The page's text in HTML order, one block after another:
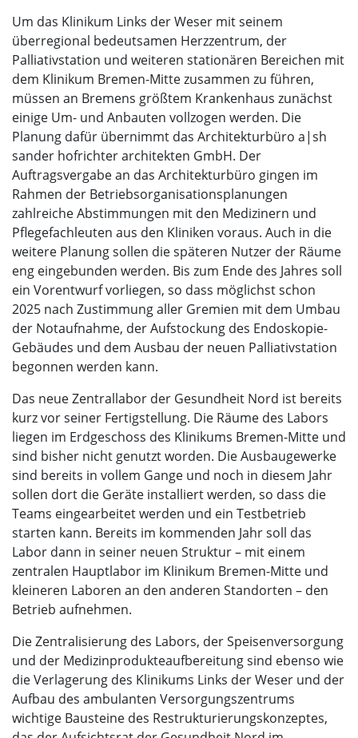
Um das Klinikum Links der Weser mit seinem
überregional bedeutsamen Herzzentrum, der
Palliativstation und weiteren stationären Bereichen mit
dem Klinikum Bremen-Mitte zusammen zu führen,
müssen an Bremens größtem Krankenhaus zunächst
einige Um- und Anbauten vollzogen werden. Die
Planung dafür übernimmt das Architekturbüro a|sh
sander hofrichter architekten GmbH. Der
Auftragsvergabe an das Architekturbüro gingen im
Rahmen der Betriebsorganisationsplanungen
zahlreiche Abstimmungen mit den Medizinern und
Pflegefachleuten aus den Kliniken voraus. Auch in die
weitere Planung sollen die späteren Nutzer der Räume
eng eingebunden werden. Bis zum Ende des Jahres soll
ein Vorentwurf vorliegen, so dass möglichst schon
2025 nach Zustimmung aller Gremien mit dem Umbau
der Notaufnahme, der Aufstockung des Endoskopie-
Gebäudes und dem Ausbau der neuen Palliativstation
begonnen werden kann.
Das neue Zentrallabor der Gesundheit Nord ist bereits
kurz vor seiner Fertigstellung. Die Räume des Labors
liegen im Erdgeschoss des Klinikums Bremen-Mitte und
sind bisher nicht genutzt worden. Die Ausbaugewerke
sind bereits in vollem Gange und noch in diesem Jahr
sollen dort die Geräte installiert werden, so dass die
Teams eingearbeitet werden und ein Testbetrieb
starten kann. Bereits im kommenden Jahr soll das
Labor dann in seiner neuen Struktur – mit einem
zentralen Hauptlabor im Klinikum Bremen-Mitte und
kleineren Laboren an den anderen Standorten – den
Betrieb aufnehmen.
Die Zentralisierung des Labors, der Speisenversorgung
und der Medizinprodukteaufbereitung sind ebenso wie
die Verlagerung des Klinikums Links der Weser und der
Aufbau des ambulanten Versorgungszentrums
wichtige Bausteine des Restrukturierungskonzeptes,